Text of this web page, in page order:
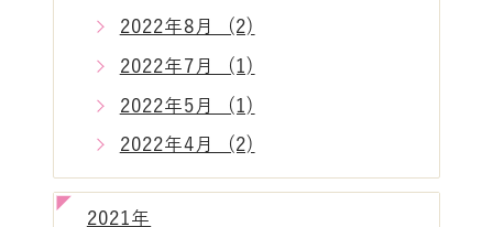
2022年8月 (2)
2022年7月 (1)
2022年5月 (1)
2022年4月 (2)
2021年